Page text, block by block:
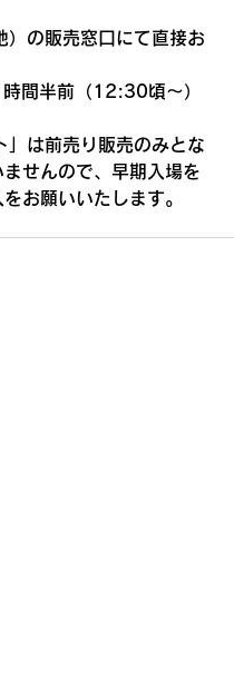
）の販売窓口にて直接お
間半前（12:30頃〜）
」は前売り販売のみとな
せんので、早期入場を
お願いいたします。